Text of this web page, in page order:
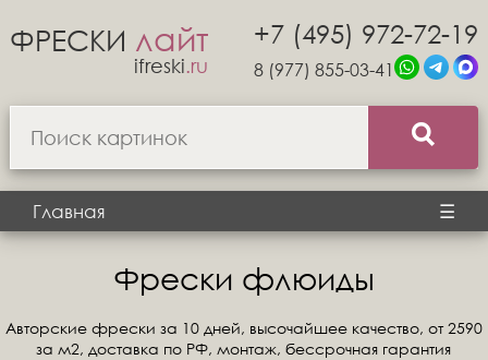
ФРЕСКИ лайт
ifreski.ru
+7 (495) 972-72-19
8 (977) 855-03-41
Главная ☰
Фрески флюиды
Авторские фрески за 10 дней, высочайшее качество, от 2590
за м2, доставка по РФ, монтаж, бессрочная гарантия